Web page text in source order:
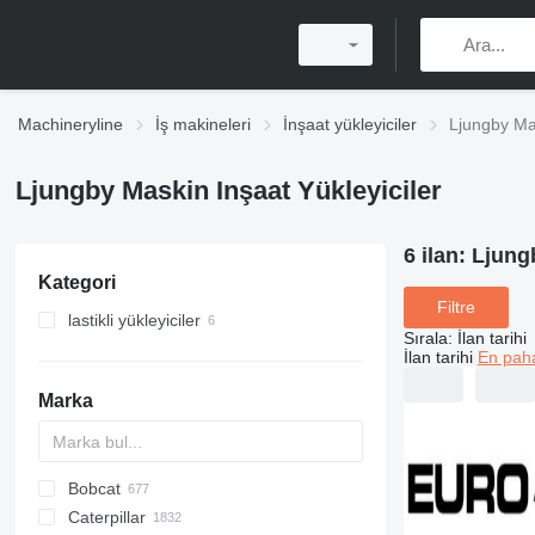
Machineryline İş makineleri İnşaat yükleyiciler Ljungby
Ljungby Maskin Inşaat Yükleyiciler
Kategori
lastikli yükleyiciler
Marka
AL
AS
AR
W series
200 - series
400 - series
TW
Bobcat
463
CK
40XT
Caterpillar
6 ilan:
Filtre
Sırala: İlan tarihi
İlan tarihi En